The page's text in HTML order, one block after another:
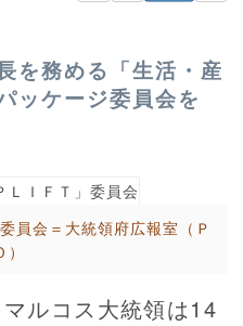
を務める「生活・産
ッケージ委員会を
員会＝大統領府広報室（Ｐ
ルコス大統領は14